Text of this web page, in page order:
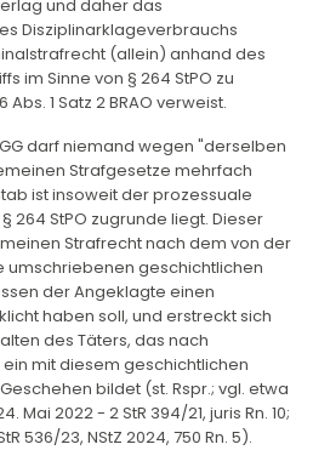
und daher das
Disziplinarklageverbrauchs
(allein) anhand des
im Sinne von § 264 StPO zu
Abs. 1 Satz 2 BRAO verweist.
GG darf niemand wegen "derselben
Strafgesetze mehrfach
ist insoweit der prozessuale
264 StPO zugrunde liegt. Dieser
Strafrecht nach dem von der
umschriebenen geschichtlichen
der Angeklagte einen
haben soll, und erstreckt sich
des Täters, das nach
mit diesem geschichtlichen
bildet (st. Rspr.; vgl. etwa
Mai 2022 - 2 StR 394/21, juris Rn. 10;
536/23, NStZ 2024, 750 Rn. 5).